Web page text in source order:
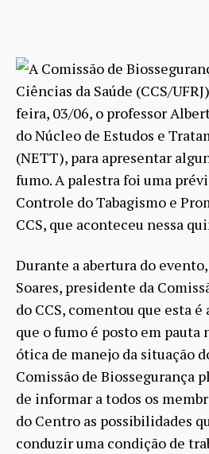
A Comissão de
Ciências da Saúde (CCS/
feira, 03/06, o professor
do Núcleo de Estudos e
(NETT), para apresentar
fumo. A palestra foi uma
Controle do Tabagismo e
CCS, que aconteceu nessa
Durante a abertura do
Soares, presidente da
do CCS, comentou que esta
que o fumo é posto em pauta
ótica de manejo da situação
Comissão de Biossegurança
de informar a todos os
do Centro as possibilidades
conduzir uma condição de